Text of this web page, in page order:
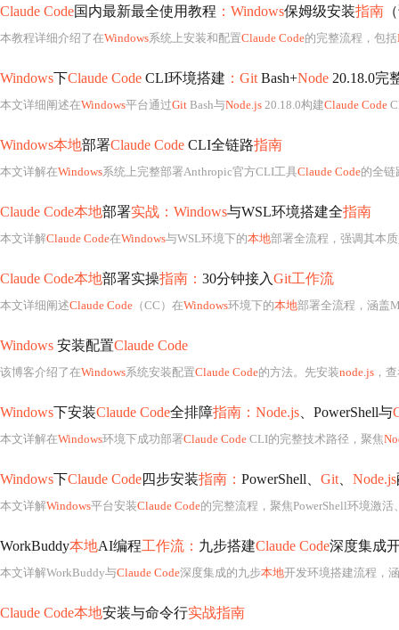
Claude Code国内最新最全使用教程 ：Windows保姆级安装指南
本教程详细介绍了在Windows系统上安装和配置Claude Code的完整流程，包括
Windows下Claude Code CLI环境搭建 ：Git Bash+Node 20.18.0完
本文详细阐述在Windows平台通过Git Bash与Node.js 20.18.0构建Claude Code
Windows本地部署Claude Code CLI全链路指南
本文详解在Windows系统上完整部署Anthropic官方CLI工具Claude Code的全链路
Claude Code本地部署实战：Windows与WSL环境搭建全指南
本文详解Claude Code在Windows与WSL环境下的本地部署全流程，强调其本
Claude Code本地部署实操指南： 30分钟接入Git工作流
本文详细阐述Claude Code （CC）在Windows环境下的本地部署全流程，涵盖
Windows 安装配置Claude Code
该博客介绍了在Windows系统安装配置Claude Code的方法。先安装node.js ，
Windows下安装Claude Code全排障指南：Node.js 、PowerShell与
本文详解在Windows环境下成功部署Claude Code CLI的完整技术路径，聚焦
Windows下Claude Code四步安装指南： PowerShell、 Git Node.js
本文详解Windows平台安装Claude Code的完整流程，聚焦PowerShell环境激活
WorkBuddy本地AI编程工作流： 九步搭建Claude Code深度集成
本文详解WorkBuddy与Claude Code深度集成的九步本地开发环境搭建流程，
Claude Code本地安装与命令行实战指南